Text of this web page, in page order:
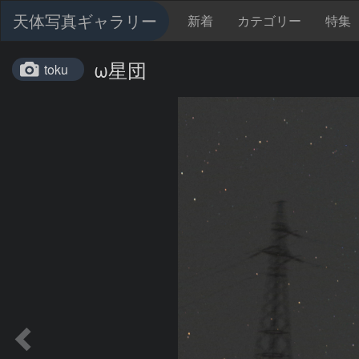
天体写真ギャラリー 新着 カテゴリー 特集
toku ω星団